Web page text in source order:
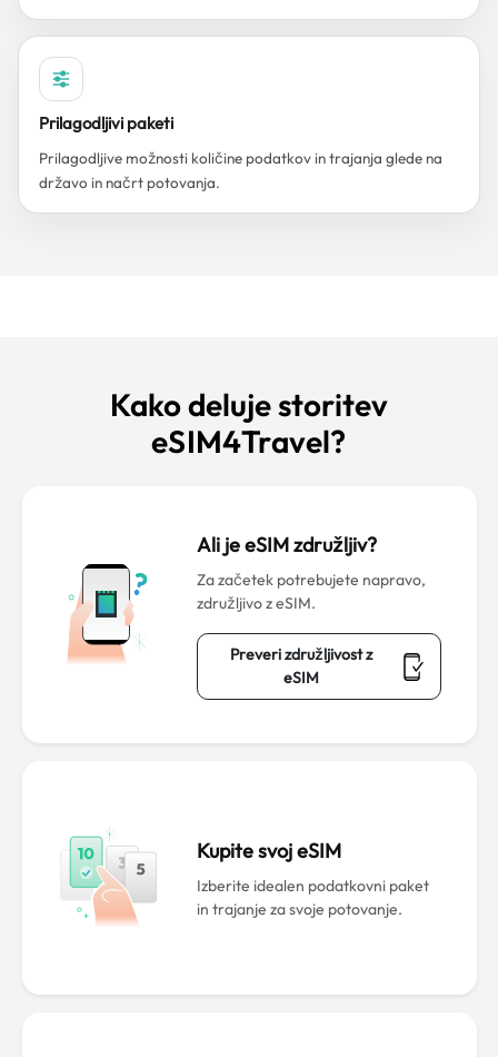
Prilagodljivi paketi
Prilagodljive možnosti količine podatkov in trajanja glede na
državo in načrt potovanja.
Kako deluje storitev
eSIM4Travel?
Ali je eSIM združljiv?
Za začetek potrebujete napravo,
združljivo z eSIM.
Preveri združljivost z
eSIM
Kupite svoj eSIM
Izberite idealen podatkovni paket
in trajanje za svoje potovanje.